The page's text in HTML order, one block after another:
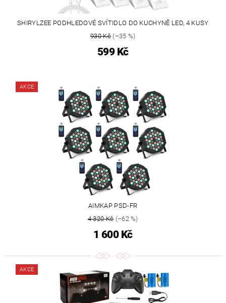
SHIRYLZEE PODHLEDOVÉ SVÍTIDLO DO KUCHYNĚ LED, 4 KUSY
930 Kč(–35 %)
599 Kč
AKCE
AIMKAP ‎PSD-FR
4 320 Kč(–62 %)
1 600 Kč
AKCE